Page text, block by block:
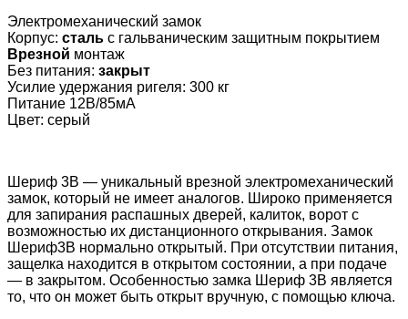
Электромеханический замок
Корпус: сталь с гальваническим защитным покрытием
Врезной монтаж
Без питания: закрыт
Усилие удержания ригеля: 300 кг
Питание 12В/85мА
Цвет: серый
Шериф 3В — уникальный врезной электромеханический
замок, который не имеет аналогов. Широко применяется
для запирания распашных дверей, калиток, ворот с
возможностью их дистанционного открывания. Замок
Шериф3В нормально открытый. При отсутствии питания,
защелка находится в открытом состоянии, а при подаче
— в закрытом. Особенностью замка Шериф 3В является
то, что он может быть открыт вручную, с помощью ключа.